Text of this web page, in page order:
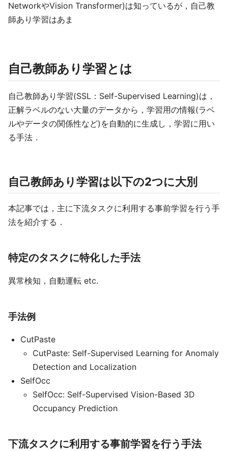
NetworkやVision Transformer)は知っているが，自己教
師あり学習はあま
自己教師あり学習とは
自己教師あり学習(SSL：Self-Supervised Learning)は，
正解ラベルのない大量のデータから，学習用の情報(ラベ
ルやデータの関係性など)を自動的に生成し，学習に用い
る手法．
自己教師あり学習は以下の2つに大別
本記事では，主に下流タスクに利用する事前学習を行う手
法を紹介する．
特定のタスクに特化した手法
異常検知，自動運転 etc.
手法例
CutPaste
CutPaste: Self-Supervised Learning for Anomaly
Detection and Localization
SelfOcc
SelfOcc: Self-Supervised Vision-Based 3D
Occupancy Prediction
下流タスクに利用する事前学習を行う手法